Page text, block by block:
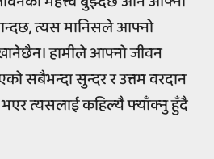
त्यस मानिसले आफ्नो
हामीले आफ्नो जीवन
सबैभन्दा सुन्दर र उत्तम वरदान
भएर त्यसलाई कहिल्यै फ्याँक्नु हुँदै